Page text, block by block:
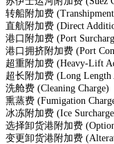
转船附加费
直航附加费 (Direct
港口附加费 (Port
港口拥挤附加费 (Port
超重附加费 (Heavy-Lift
超长附加费 (Long Length
洗舱费 (Cleaning Charge)
熏蒸费 (Fumigation
冰冻附加费 (Ice
选择卸货港附加费
变更卸货港附加费